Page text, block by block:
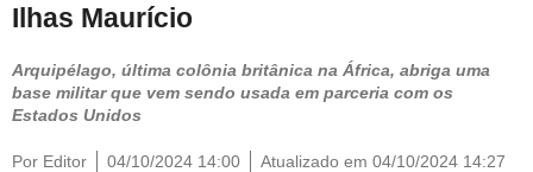
Ilhas Maurício
Arquipélago, última colônia britânica na África, abriga uma
base militar que vem sendo usada em parceria com os
Estados Unidos
Por Editor 04/10/2024 14:00 Atualizado em 04/10/2024 14:27